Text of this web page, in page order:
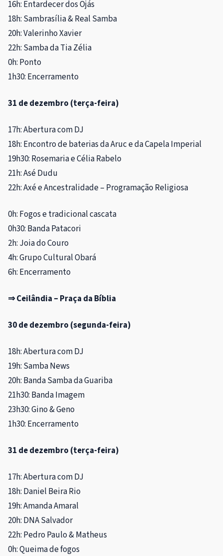
16h: Entardecer dos Ojás
18h: Sambrasília & Real Samba
20h: Valerinho Xavier
22h: Samba da Tia Zélia
0h: Ponto
1h30: Encerramento
31 de dezembro (terça-feira)
17h: Abertura com DJ
18h: Encontro de baterias da Aruc e da Capela Imperial
19h30: Rosemaria e Célia Rabelo
21h: Asé Dudu
22h: Axé e Ancestralidade – Programação Religiosa
0h: Fogos e tradicional cascata
0h30: Banda Patacori
2h: Joia do Couro
4h: Grupo Cultural Obará
6h: Encerramento
⇒ Ceilândia – Praça da Bíblia
30 de dezembro (segunda-feira)
18h: Abertura com DJ
19h: Samba News
20h: Banda Samba da Guariba
21h30: Banda Imagem
23h30: Gino & Geno
1h30: Encerramento
31 de dezembro (terça-feira)
17h: Abertura com DJ
18h: Daniel Beira Rio
19h: Amanda Amaral
20h: DNA Salvador
22h: Pedro Paulo & Matheus
0h: Queima de fogos